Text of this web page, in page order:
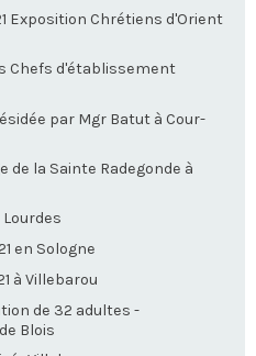
Exposition Chrétiens d'Orient
Chefs d'établissement
par Mgr Batut à Cour-
de la Sainte Radegonde à
Lourdes
en Sologne
à Villebarou
de 32 adultes -
Blois